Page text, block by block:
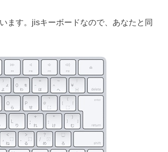
ます。jisキーボードなので、あなたと同